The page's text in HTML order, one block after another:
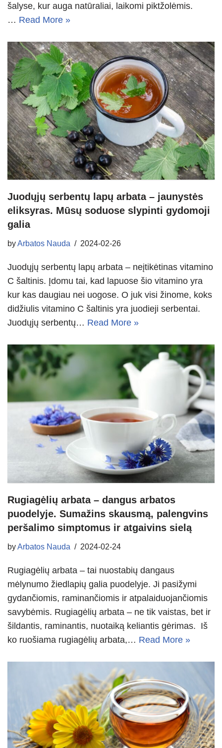
šalyse, kur auga natūraliai, laikomi piktžolėmis.
… Read More »
Juodųjų serbentų lapų arbata – jaunystės
eliksyras. Mūsų soduose slypinti gydomoji
galia
byArbatos Nauda 2024-02-26
Juodųjų serbentų lapų arbata – neįtikėtinas vitamino
C šaltinis. Įdomu tai, kad lapuose šio vitamino yra
kur kas daugiau nei uogose. O juk visi žinome, koks
didžiulis vitamino C šaltinis yra juodieji serbentai.
Juodųjų serbentų… Read More »
Rugiagėlių arbata – dangus arbatos
puodelyje. Sumažins skausmą, palengvins
peršalimo simptomus ir atgaivins sielą
byArbatos Nauda 2024-02-24
Rugiagėlių arbata – tai nuostabių dangaus
mėlynumo žiedlapių galia puodelyje. Ji pasižymi
gydančiomis, raminančiomis ir atpalaiduojančiomis
savybėmis. Rugiagėlių arbata – ne tik vaistas, bet ir
šildantis, raminantis, nuotaiką keliantis gėrimas. Iš
ko ruošiama rugiagėlių arbata,… Read More »